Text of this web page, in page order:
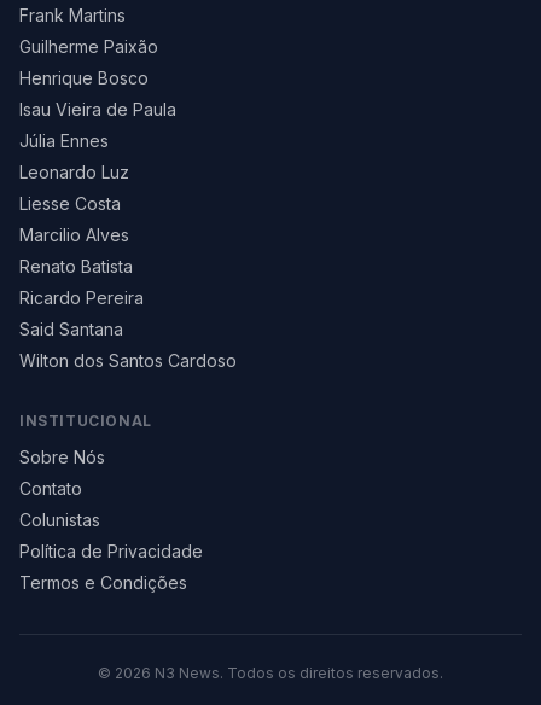
Frank Martins
Guilherme Paixão
Henrique Bosco
Isau Vieira de Paula
Júlia Ennes
Leonardo Luz
Liesse Costa
Marcilio Alves
Renato Batista
Ricardo Pereira
Said Santana
Wilton dos Santos Cardoso
INSTITUCIONAL
Sobre Nós
Contato
Colunistas
Política de Privacidade
Termos e Condições
© 2026 N3 News. Todos os direitos reservados.